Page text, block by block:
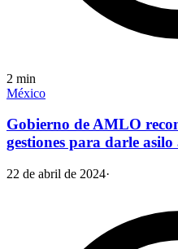
2 min
México
Gobierno de AMLO
gestiones para darle
22 de abril de 2024·